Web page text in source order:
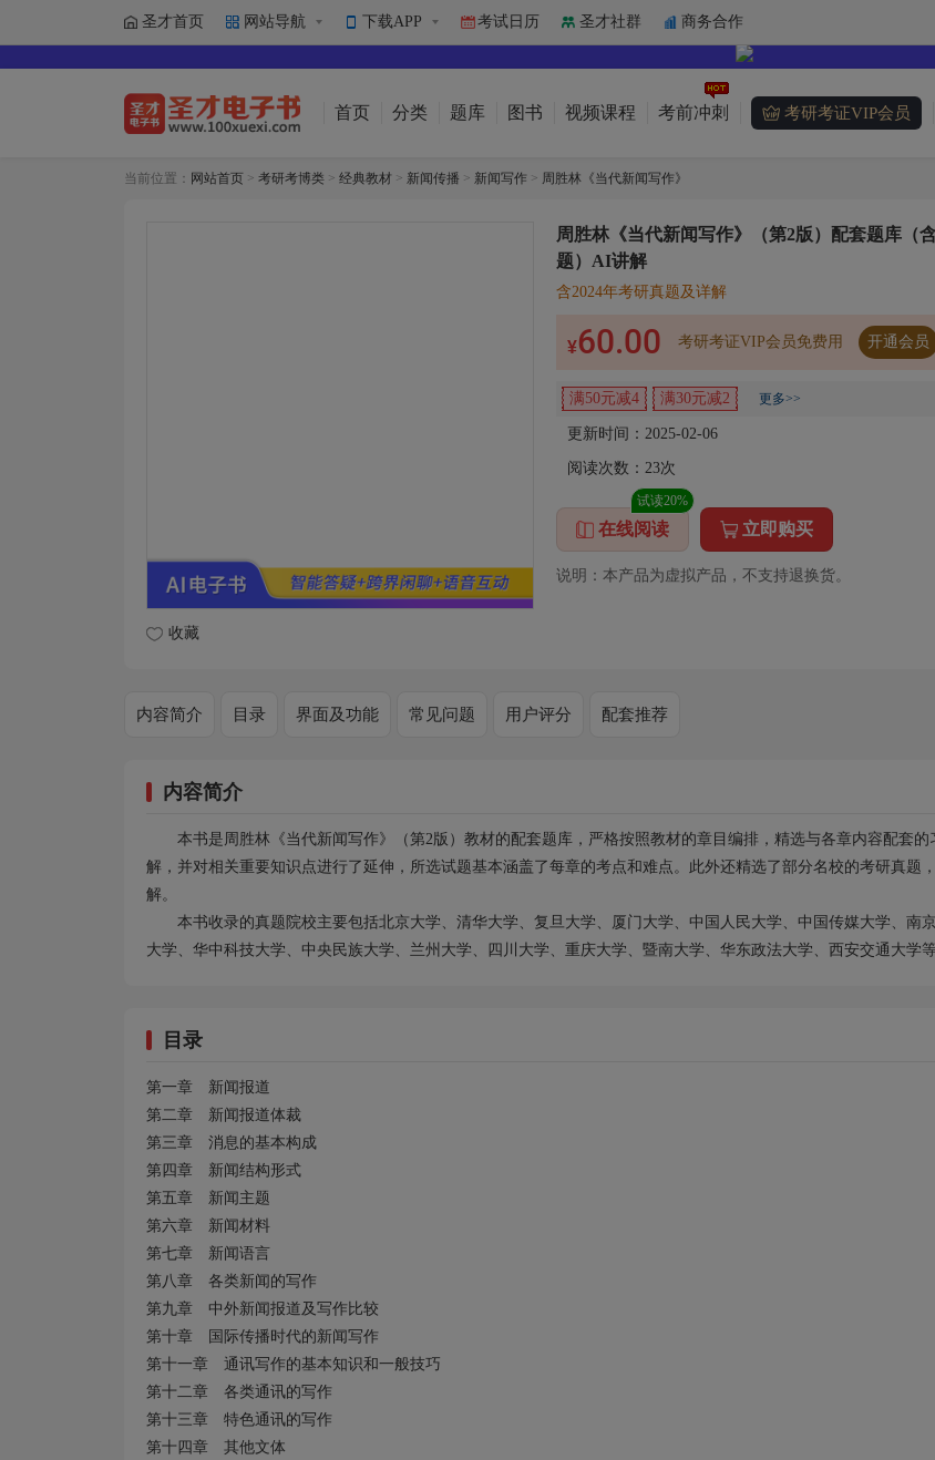
圣才首页 网站导航 下载APP 考试日历 圣才社群 商务合作
首页 分类 题库 图书 视频课程 考前冲刺 考研考证VIP会员
当前位置： 网站首页 > 考研考博类 > 经典教材 > 新闻传播 > 新闻写作 > 周胜林《当代新闻写作》
收藏
周胜林《当代新闻写作》（第2版）配套题库（
题）AI讲解
含2024年考研真题及详解
¥60.00 考研考证VIP会员免费用 开通会员
满50元减4 满30元减2 更多>>
更新时间：2025-02-06
阅读次数： 23次
在线阅读
试读20%
立即购买
说明：本产品为虚拟产品，不支持退换货。
内容简介 目录 界面及功能 常见问题 用户评分 配套推荐
内容简介
本书是周胜林《当代新闻写作》（第2版）教材的配套题库，严格按照教材的章目编排，精选与各章内容配套的
解，并对相关重要知识点进行了延伸，所选试题基本涵盖了每章的考点和难点。此外还精选了部分名校的考研真题
解。
本书收录的真题院校主要包括北京大学、清华大学、复旦大学、厦门大学、中国人民大学、中国传媒大学、南
大学、华中科技大学、中央民族大学、兰州大学、四川大学、重庆大学、暨南大学、华东政法大学、西安交通大学等
目录
第一章 新闻报道
第二章 新闻报道体裁
第三章 消息的基本构成
第四章 新闻结构形式
第五章 新闻主题
第六章 新闻材料
第七章 新闻语言
第八章 各类新闻的写作
第九章 中外新闻报道及写作比较
第十章 国际传播时代的新闻写作
第十一章 通讯写作的基本知识和一般技巧
第十二章 各类通讯的写作
第十三章 特色通讯的写作
第十四章 其他文体